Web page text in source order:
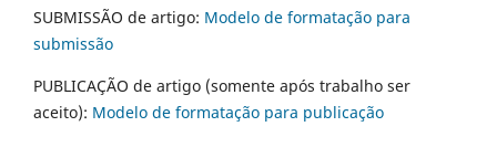
SUBMISSÃO de artigo: Modelo de formatação para
submissão
PUBLICAÇÃO de artigo (somente após trabalho ser
aceito): Modelo de formatação para publicação